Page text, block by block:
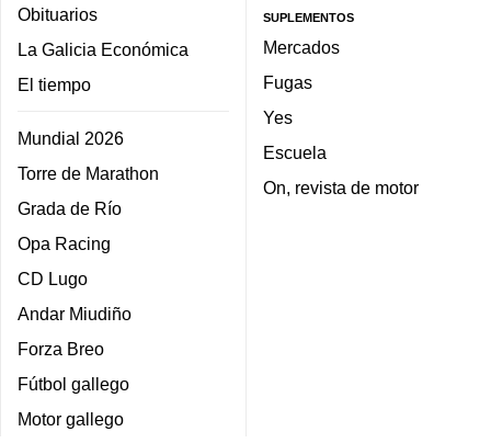
Obituarios
La Galicia Económica
El tiempo
Mundial 2026
Torre de Marathon
Grada de Río
Opa Racing
CD Lugo
Andar Miudiño
Forza Breo
Fútbol gallego
Motor gallego
SUPLEMENTOS
Mercados
Fugas
Yes
Escuela
On, revista de motor